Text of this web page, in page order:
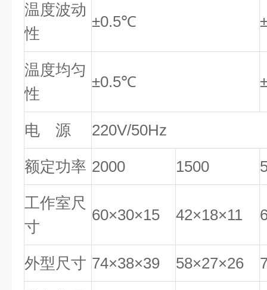
温度波动
性
±0.5℃
温度均匀
性
±0.5℃
电 源 220V/50Hz
额定功率 2000 1500
工作室尺
寸
60×30×15 42×18×11
外型尺寸 74×38×39 58×27×26